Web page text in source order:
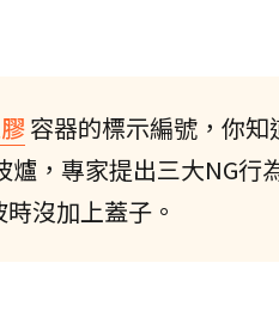
容器的標示編號，你
，專家提出三大NG行
沒加上蓋子。